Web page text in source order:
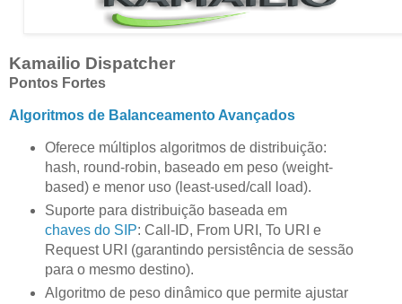
Kamailio Dispatcher
Pontos Fortes
Algoritmos de Balanceamento Avançados
Oferece múltiplos algoritmos de distribuição:
hash, round-robin, baseado em peso (weight-
based) e menor uso (least-used/call load).
Suporte para distribuição baseada em
chaves do SIP: Call-ID, From URI, To URI e
Request URI (garantindo persistência de sessão
para o mesmo destino).
Algoritmo de peso dinâmico que permite ajustar